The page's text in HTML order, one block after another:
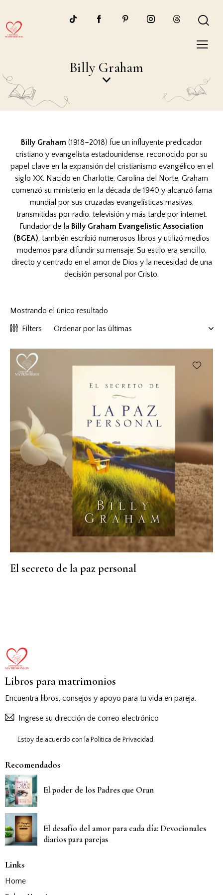
Billy Graham
Billy Graham (1918–2018) fue un influyente predicador
cristiano y evangelista estadounidense, reconocido por su
papel clave en la expansión del cristianismo evangélico en el
siglo XX. Nacido en Charlotte, Carolina del Norte, Graham
comenzó su ministerio en la década de 1940 y alcanzó fama
mundial por sus cruzadas evangelísticas masivas,
transmitidas por radio, televisión y más tarde por internet.
Fundador de la Billy Graham Evangelistic Association
(BGEA), también escribió numerosos libros y utilizó medios
modernos para difundir su mensaje. Su estilo era sencillo,
directo y centrado en el amor de Dios y la necesidad de una
decisión personal por Cristo.
Mostrando el único resultado
Filters
El secreto de la paz personal
Libros para matrimonios
Encuentra libros, consejos y apoyo para tu vida en pareja.
Estoy de acuerdo con la Política de Privacidad.
Recomendados
El poder de los Padres que Oran
El desafío del amor para cada día: Devocionales
diarios para parejas
Links
Home